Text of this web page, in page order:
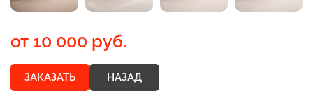
от 10 000 руб.
ЗАКАЗАТЬ НАЗАД